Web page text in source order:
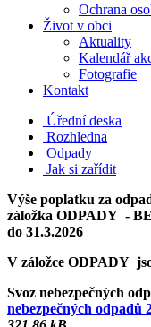
Ochrana
Život v obci
Aktuality
Kalendář
Fotografie
Kontakt
Úřední deska
Rozhledna
Odpady
Jak si zařídit
Výše poplatku za
záložka ODPADY -
do 31.3.2026
V záložce ODPADY
Svoz nebezpečných
nebezpečných odpadů